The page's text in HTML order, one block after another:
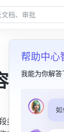
帮助中心
我能为你解答
类